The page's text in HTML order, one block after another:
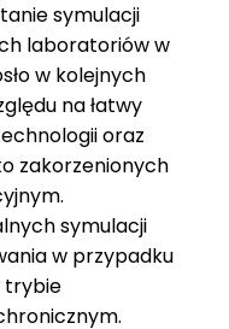
symulacji
laboratoriów w
w kolejnych
na łatwy
oraz
zakorzenionych
symulacji
w przypadku
trybie